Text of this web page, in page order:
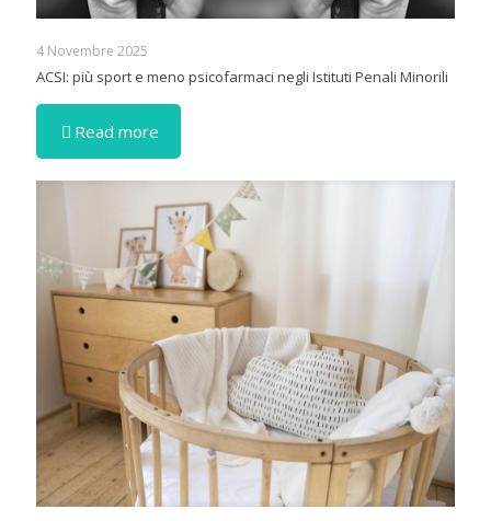
4 Novembre 2025
ACSI: più sport e meno psicofarmaci negli Istituti Penali Minorili
Read more